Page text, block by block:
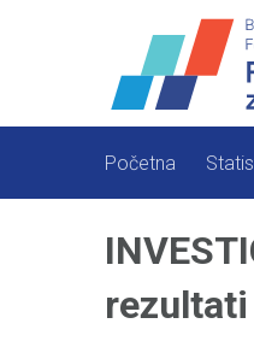
Početna
rezultati